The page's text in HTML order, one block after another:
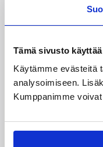
Tämä sivusto
Käytämme evästeitä
analysoimiseen.
Kumppanimme